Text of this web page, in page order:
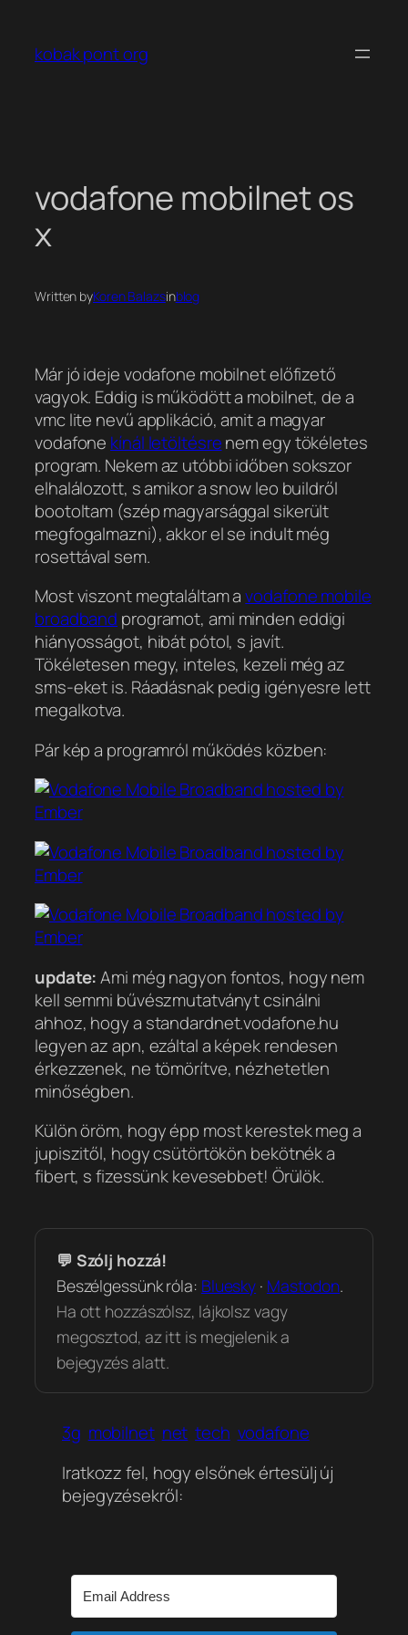
tartalomhoz
kobak pont org
vodafone mobilnet os
x
Written byKoren Balazsinblog
Már jó ideje vodafone mobilnet előfizető
vagyok. Eddig is működött a mobilnet, de a
vmc lite nevű applikáció, amit a magyar
vodafone kínál letöltésrenem egy tökéletes
program. Nekem az utóbbi időben sokszor
elhalálozott, s amikor a snow leo buildről
bootoltam (szép magyarsággal sikerült
megfogalmazni), akkor el se indult még
rosettával sem.
Most viszont megtaláltam avodafone mobile
broadband programot, ami minden eddigi
hiányosságot, hibát pótol, s javít.
Tökéletesen megy, inteles, kezeli még az
sms-eket is. Ráadásnak pedig igényesre lett
megalkotva.
Pár kép a programról működés közben:
update:Ami még nagyon fontos, hogy nem
kell semmi bűvészmutatványt csinálni
ahhoz, hogy a standardnet.vodafone.hu
legyen az apn, ezáltal a képek rendesen
érkezzenek, ne tömörítve, nézhetetlen
minőségben.
Külön öröm, hogy épp most kerestek meg a
jupiszitől, hogy csütörtökön bekötnék a
fibert, s fizessünk kevesebbet! Örülök.
💬 Szólj hozzá!
Beszélgessünk róla: Bluesky · Mastodon.
Ha ott hozzászólsz, lájkolsz vagy
megosztod, az itt is megjelenik a
bejegyzés alatt.
3g mobilnet net tech vodafone
Iratkozz fel, hogy elsőnek értesülj új
bejegyzésekről: